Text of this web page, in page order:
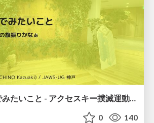
今年取り組んでみたいこと - アクセスキー撲滅運動の旗振りかなぁ
0 140